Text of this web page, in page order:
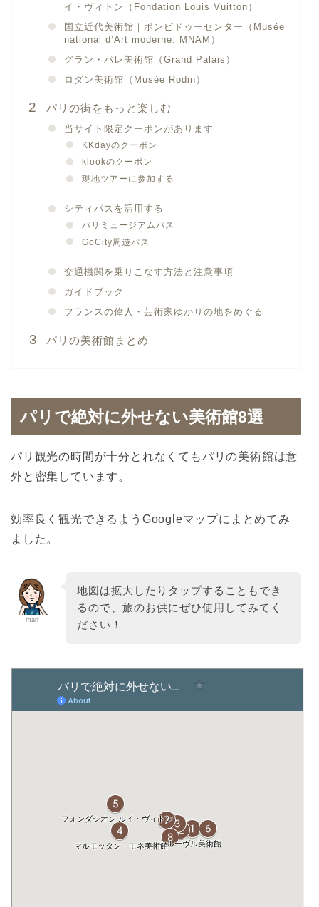
イ・ヴィトン（Fondation Louis Vuitton）
国立近代美術館｜ポンピドゥーセンター（Musée
national d’Art moderne: MNAM）
グラン・パレ美術館（Grand Palais）
ロダン美術館（Musée Rodin）
パリの街をもっと楽しむ
当サイト限定クーポンがあります
KKdayのクーポン
klookのクーポン
現地ツアーに参加する
シティパスを活用する
パリミュージアムパス
GoCity周遊パス
交通機関を乗りこなす方法と注意事項
ガイドブック
フランスの偉人・芸術家ゆかりの地をめぐる
パリの美術館まとめ
パリで絶対に外せない美術館8選
パリ観光の時間が十分とれなくてもパリの美術館は意
外と密集しています。
効率良く観光できるようGoogleマップにまとめてみ
ました。
mari
地図は拡大したりタップすることもでき
るので、旅のお供にぜひ使用してみてく
ださい！